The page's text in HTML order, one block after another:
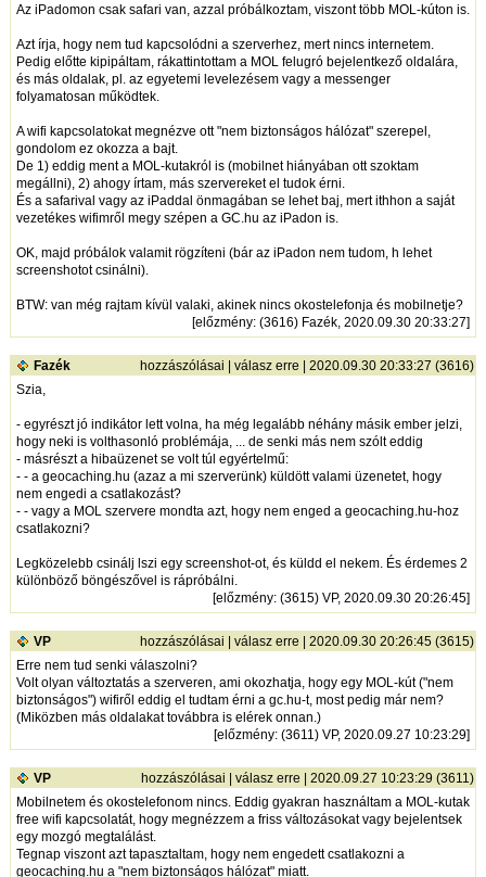
Az iPadomon csak safari van, azzal próbálkoztam, viszont több MOL-kúton is.
Azt írja, hogy nem tud kapcsolódni a szerverhez, mert nincs internetem.
Pedig előtte kipipáltam, rákattintottam a MOL felugró bejelentkező oldalára,
és más oldalak, pl. az egyetemi levelezésem vagy a messenger
folyamatosan működtek.
A wifi kapcsolatokat megnézve ott "nem biztonságos hálózat" szerepel,
gondolom ez okozza a bajt.
De 1) eddig ment a MOL-kutakról is (mobilnet hiányában ott szoktam
megállni), 2) ahogy írtam, más szervereket el tudok érni.
És a safarival vagy az iPaddal önmagában se lehet baj, mert ithhon a saját
vezetékes wifimről megy szépen a GC.hu az iPadon is.
OK, majd próbálok valamit rögzíteni (bár az iPadon nem tudom, h lehet
screenshotot csinálni).
BTW: van még rajtam kívül valaki, akinek nincs okostelefonja és mobilnetje?
[előzmény: (3616) Fazék, 2020.09.30 20:33:27]
Fazék hozzászólásai | válasz erre | 2020.09.30 20:33:27 (3616)
Szia,
- egyrészt jó indikátor lett volna, ha még legalább néhány másik ember jelzi,
hogy neki is volthasonló problémája, ... de senki más nem szólt eddig
- másrészt a hibaüzenet se volt túl egyértelmű:
- - a geocaching.hu (azaz a mi szerverünk) küldött valami üzenetet, hogy
nem engedi a csatlakozást?
- - vagy a MOL szervere mondta azt, hogy nem enged a geocaching.hu-hoz
csatlakozni?
Legközelebb csinálj lszi egy screenshot-ot, és küldd el nekem. És érdemes 2
különböző böngészővel is rápróbálni.
[előzmény: (3615) VP, 2020.09.30 20:26:45]
VP hozzászólásai | válasz erre | 2020.09.30 20:26:45 (3615)
Erre nem tud senki válaszolni?
Volt olyan változtatás a szerveren, ami okozhatja, hogy egy MOL-kút ("nem
biztonságos") wifiről eddig el tudtam érni a gc.hu-t, most pedig már nem?
(Miközben más oldalakat továbbra is elérek onnan.)
[előzmény: (3611) VP, 2020.09.27 10:23:29]
VP hozzászólásai | válasz erre | 2020.09.27 10:23:29 (3611)
Mobilnetem és okostelefonom nincs. Eddig gyakran használtam a MOL-kutak
free wifi kapcsolatát, hogy megnézzem a friss változásokat vagy bejelentsek
egy mozgó megtalálást.
Tegnap viszont azt tapasztaltam, hogy nem engedett csatlakozni a
geocaching.hu a "nem biztonságos hálózat" miatt.